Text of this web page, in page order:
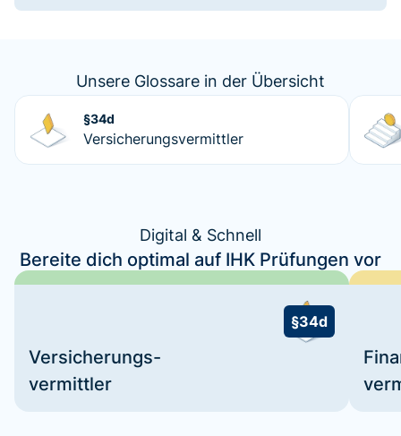
Unsere Glossare in der Übersicht
§34d
Versicherungsvermittler
Digital & Schnell
Bereite dich optimal auf IHK Prüfungen vor
§34d
Versicherungs-
vermittler